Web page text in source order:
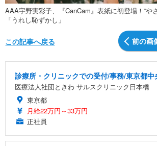
AAA宇野実彩子、『CanCam』表紙に初登場！“や
「うれし恥ずかし」
前の画
この記事へ戻る
診療所・クリニックでの受付/事務/東京都中
医療法人社団ときわ サルスクリニック日本橋
東京都
月給22万円～33万円
正社員